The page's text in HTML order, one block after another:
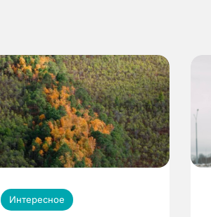
Интересное